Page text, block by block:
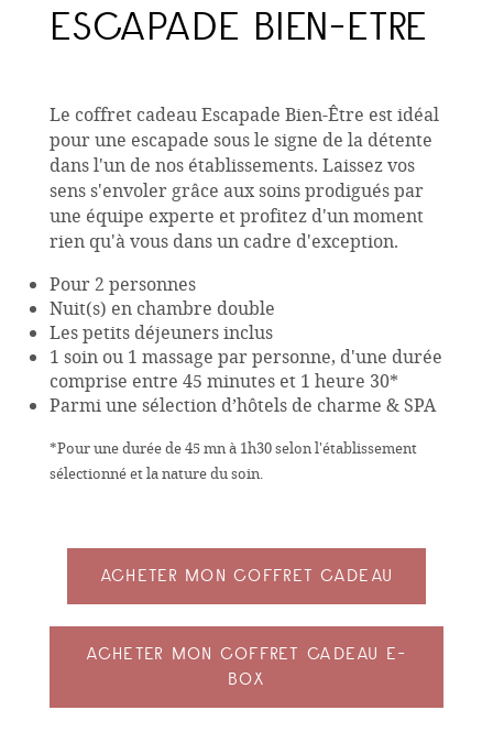
ESCAPADE BIEN-ETRE
Le coffret cadeau Escapade Bien-Être est idéal
pour une escapade sous le signe de la détente
dans l'un de nos établissements. Laissez vos
sens s'envoler grâce aux soins prodigués par
une équipe experte et profitez d'un moment
rien qu'à vous dans un cadre d'exception.
Pour 2 personnes
Nuit(s) en chambre double
Les petits déjeuners inclus
1 soin ou 1 massage par personne, d'une durée
comprise entre 45 minutes et 1 heure 30*
Parmi une sélection d’hôtels de charme & SPA
*Pour une durée de 45 mn à 1h30 selon l'établissement
sélectionné et la nature du soin.
ACHETER MON COFFRET CADEAU
ACHETER MON COFFRET CADEAU E-
BOX